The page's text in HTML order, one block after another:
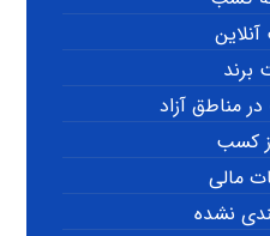
برند
مناطق آزاد
کسب
مالی
نشده